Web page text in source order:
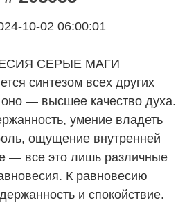
10-02 06:00:01
Хорошо владеть собой внешне, чтобы никто не подозревал о происходящем внутри. Но лучше владеть собой и внешне, и внутренне. Равновесие духа помогает устанавливать равновесие в теле, то есть здоровье. Равновесие духа — лучшая защита от болезней и лучшая профилактика. Серая магия или магия равновесия. Что за зверь? Часто можно услышать, что магия не имеет цвета. В принципе, можно согласиться) Тонкий мир для физического мира - вымысел и сказка, как и сама магия. Какие там цвета? С другой стороны, сказки и легенды о белых и черных магах, темных и светлых силах и существах, добрых и злых богах существуют тысячи лет... Откуда они? Давайте попробуем разобраться). Магия - это умение использовать свои способности в сочетании с возможностями тонкого мира для изменения окружающей нас реальности. Всегда существовали люди, которые могли изменять свою жизнь или влиять на жизни других людей, делая их лучше или хуже относительно большинства. Таких людей назвали по-разному - колдуны, ведьмы, шаманы и, конечно, маги. Как эти люди могли изменять реальность? И меняли ли они ее на самом деле, а может все это были только иллюзии? Всякое было, и иллюзии тоже. Да и сейчас методы работы есть разные. А вот с помощью чего можно было сделать жизнь адом или раем еще на земле - это и есть вопрос, напрямую относящийся к "цвету" магии. Тонкий мир существует по своим законам и пронизан тонкими энергиями разного уровня, вибраций и плотности. Именно от этих параметров и зависит "цвет" энергии, который можно увидеть, развивая ясновидение и другие сверхчувствительные способности. Энергии высоких вибраций имеют светлые цвета и вызывают положительные эмоции. Люди, работающие с энергиями этих уровней и существами, обитающими там, называются Светлыми или Белыми. Энергии низких вибраций имеют темную окраску и вызывают тяжелые чувства, негативные эмоции или ощущение глубокой "заземленности". С такими энергиями и существами низких уровней работают специалисты Темных традиции или Черной магии. Кто же такие Серые маги или маги равновесия? Информации о Серых магах мало, т.к. долгое время считалось, что таких не бывает) Справедливости ради надо сказать, что и сегодня настоящих Серых магов действительно немного, зато очень много направлений, которые можно по праву отнести к магии равновесия как таковой. Чем же занимаются Серые маги? Чтобы легче было понять, давайте вспомним, как получить в реале серый цвет? Для этого надо смешать белую и черную краску) Это и есть суть Серой магии) Маги равновесия работают с энергиями и существами любого уровня, как высокими, так и низкими. И именно эта особенность отличает их от других традиций. Цель Серой магии - использовать различные знания и умения для улучшения качества реальной жизни. Плюсы и минусы Серой магии. Как и в любом направлении, в магии равновесия есть свои преимущества и недостатки. Преимущества: - серые маги универсальны, поэтому практически неуязвимы; - способность использовать различные техники и приемы из любых видов магии для достижения своих целей; - большой диапазон тонких планов и энергий оставляет большую свободу выбора для личного развития; - хорошая социализация и адаптация к различным условиям и людям; - обширные знания из самых разных областей магии, эзотерики, медицины, психологии и т.д.; Недостатки: - знания обширны, но довольно поверхностны, т.к. невозможно быть хорошим специалистом сразу везде; - необходимость постоянного контроля и саморазвития, чтобы удерживать равновесный уровень; - некоторая холодность и отстраненность, которая вызывается постоянным пребыванием мага в надэмоциональных слоях Тонкого мира, что зачастую воспринимается людьми как заносчивость, цинизм, жесткость и т.д.; Чтобы сгладить некоторые недостатки серые маги все же выбирают из всего многообразия знаний одно или пару направлений, которыми занимаются более углубленно) Проблемы эмоционального характера они решают путем перемещения на уровни вибраций своего партнера или собеседника, опять таки, чтобы не нарушать энергетический баланс связей, образующихся во время контакта) Как отличить Серого мага? О магах равновесия часто говорят "ни рыба, ни мясо", но это всего лишь поверхностный взгляд, не имеющий ничего общего с реальностью. И появился этот взгляд от того, что Серые маги - сплошная загадка) Они могут быть очаровательно милыми и безгранично добрыми, а через минуту - необычайно жестокими и бескомпромиссными. Они могут излучать свет и тепло или окатить вас леденящим душу колючим холодом и мраком. Они могут предоставить вам абсолютную свободу или держать в очень жестких рамках... От чего зависит их такое поведение? От капризов? Нет. Исключительно от обстоятельств, в которых они находятся в данный момент времени. Мы же помним, что задача серого мага заключается именно в поддержании гармонии и равновесия. И если он видит, что человек потерялся и бродит впотьмах, серый маг может осветить его жизнь и указать путь к выходу. Если же человек наоборот витает в облаках своих иллюзий и настолько оторвался от реальности, что тоже свернул со своего пути и его иллюзии уводят его от выполнения своей кармической задачи, маг может вернуть его на землю, заставив посмотреть на реальность и свою ж